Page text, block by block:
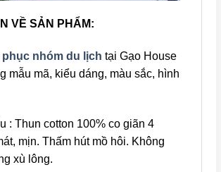
VỀ SẢN PHẨM:
nhóm du lịch tại Gạo House
mẫu mã, kiểu dáng, màu sắc, hình
: Thun cotton 100% co giãn 4
mịn. Thấm hút mồ hôi. Không
xù lông.